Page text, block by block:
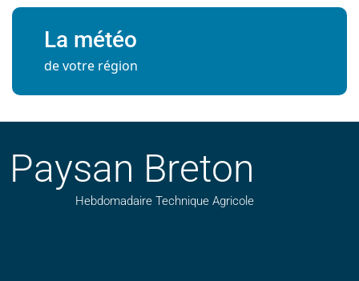
La météo
de votre région
Paysan Breton
Hebdomadaire Technique Agricole